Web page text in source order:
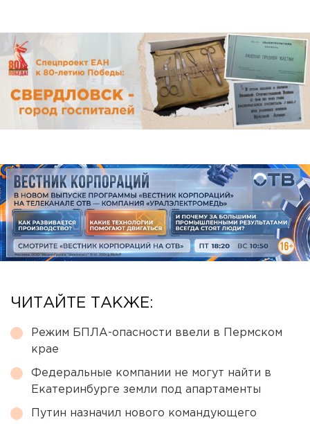
ЧИТАЙТЕ ТАКЖЕ:
Режим БПЛА-опасности ввели в Пермском
крае
Федеральные компании не могут найти в
Екатеринбурге земли под апартаменты
Путин назначил нового командующего